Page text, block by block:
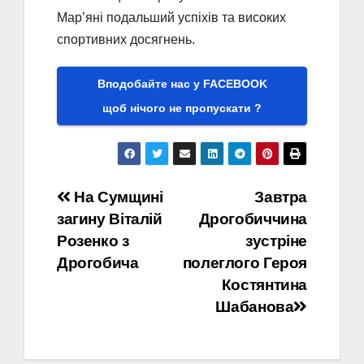
Мар’яні подальший успіхів та високих
спортивних досягнень.
Вподобайте нас у FACEBOOK
щоб нічого не пропускати ?
Навігація
записів
Завтра
Дрогобиччина
зустріне
полеглого Героя
Костянтина
Шабанова
На Сумщині
загину Віталій
Розенко з
Дрогобича